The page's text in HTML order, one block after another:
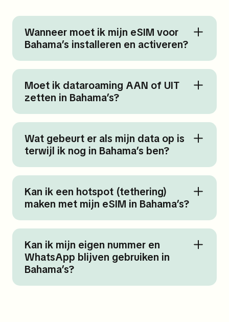
Wanneer moet ik mijn eSIM voor
Bahama’s installeren en activeren?
Moet ik dataroaming AAN of UIT
zetten in Bahama’s?
Wat gebeurt er als mijn data op is
terwijl ik nog in Bahama’s ben?
Kan ik een hotspot (tethering)
maken met mijn eSIM in Bahama’s?
Kan ik mijn eigen nummer en
WhatsApp blijven gebruiken in
Bahama’s?